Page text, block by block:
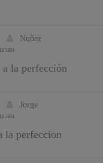
Nuñez
la perfección
Jorge
la perfeccion